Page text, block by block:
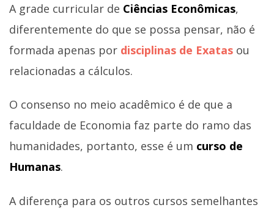
A grade curricular de Ciências Econômicas,
diferentemente do que se possa pensar, não é
formada apenas por disciplinas de Exatas ou
relacionadas a cálculos.
O consenso no meio acadêmico é de que a
faculdade de Economia faz parte do ramo das
humanidades, portanto, esse é um curso de
Humanas.
A diferença para os outros cursos semelhantes